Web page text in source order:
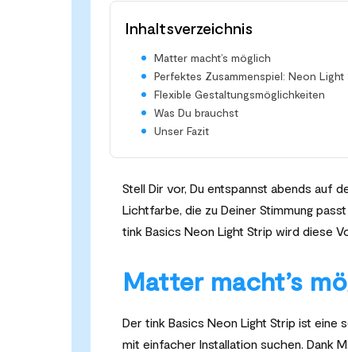
Inhaltsverzeichnis
Matter macht’s möglich
Perfektes Zusammenspiel: Neon
Flexible Gestaltungsmöglichkeiten
Was Du brauchst
Unser Fazit
Stell Dir vor, Du entspannst abends auf
Lichtfarbe, die zu Deiner Stimmung
tink Basics Neon Light Strip wird diese
Matter macht’s
Der tink Basics Neon Light Strip ist eine
mit einfacher Installation suchen. Dank